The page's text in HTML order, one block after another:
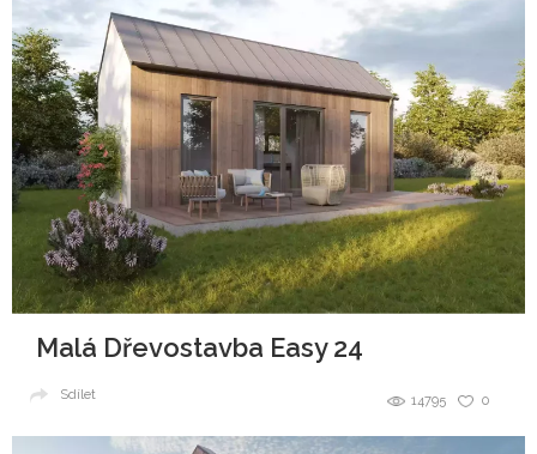
Malá Dřevostavba Easy 24
0
14795
Sdílet